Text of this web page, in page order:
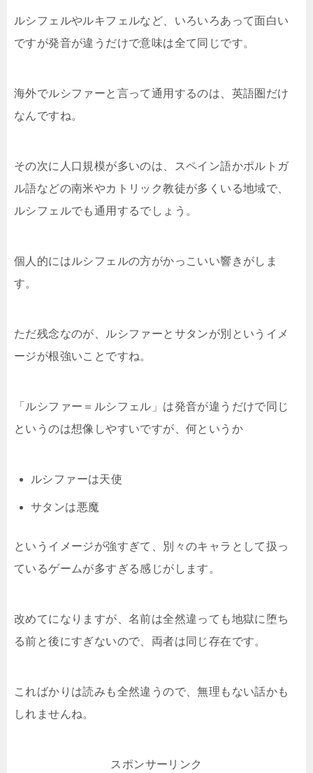
ルシフェルやルキフェルなど、いろいろあって面白い
ですが発音が違うだけで意味は全て同じです。
海外でルシファーと言って通用するのは、英語圏だけ
なんですね。
その次に人口規模が多いのは、スペイン語かポルトガ
ル語などの南米やカトリック教徒が多くいる地域で、
ルシフェルでも通用するでしょう。
個人的にはルシフェルの方がかっこいい響きがしま
す。
ただ残念なのが、ルシファーとサタンが別というイメ
ージが根強いことですね。
「ルシファー＝ルシフェル」は発音が違うだけで同じ
というのは想像しやすいですが、何というか
ルシファーは天使
サタンは悪魔
というイメージが強すぎて、別々のキャラとして扱っ
ているゲームが多すぎる感じがします。
改めてになりますが、名前は全然違っても地獄に堕ち
る前と後にすぎないので、両者は同じ存在です。
こればかりは読みも全然違うので、無理もない話かも
しれませんね。
スポンサーリンク